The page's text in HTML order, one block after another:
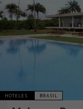
HOTELES BRASIL